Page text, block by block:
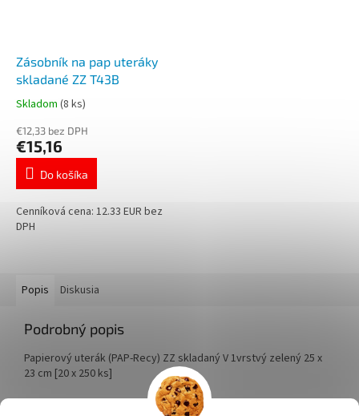
Zásobník na pap uteráky
skladané ZZ T43B
Skladom (8 ks)
€12,33 bez DPH
€15,16
Do košíka
Cenníková cena: 12.33 EUR bez
DPH
Popis Diskusia
Podrobný popis
Papierový uterák (PAP-Recy) ZZ skladaný V 1vrstvý zelený 25 x
23 cm [20 x 250 ks]